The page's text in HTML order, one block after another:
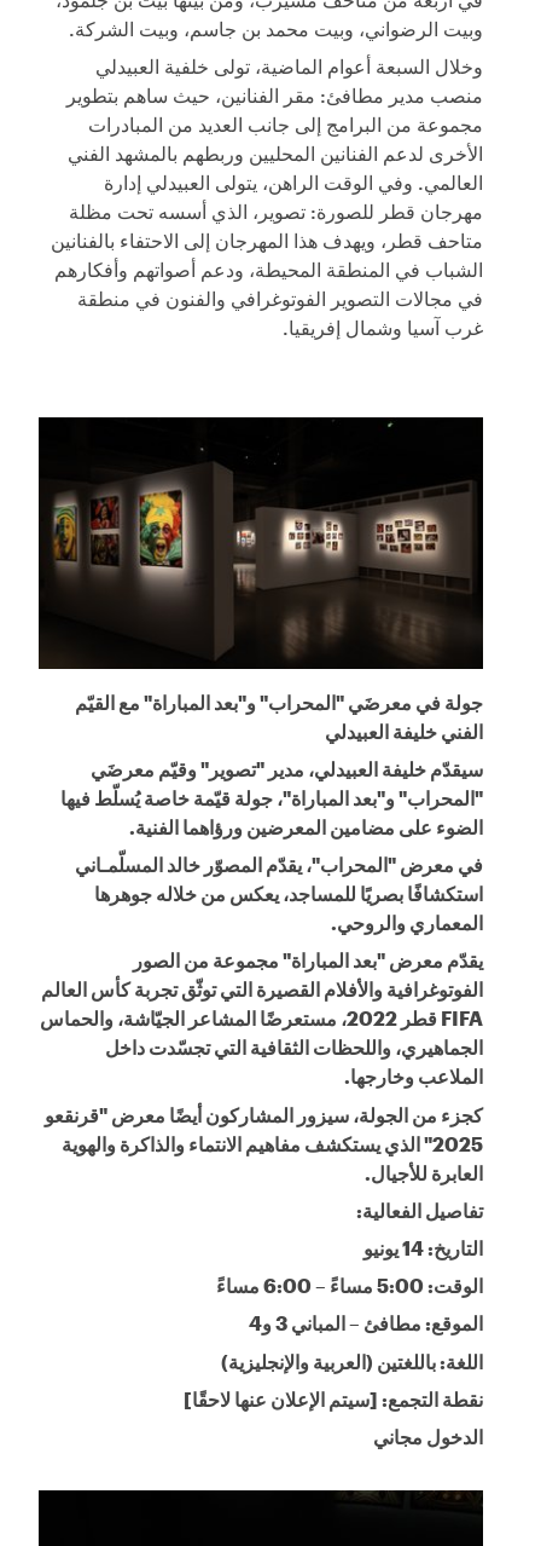
وبيت الرضواني، وبيت محمد بن جاسم، وبيت الشركة.
وخلال السبعة أعوام الماضية، تولى خلفية العبيدلي
منصب مدير مطافئ: مقر الفنانين، حيث ساهم بتطوير
مجموعة من البرامج إلى جانب العديد من المبادرات
الأخرى لدعم الفنانين المحليين وربطهم بالمشهد الفني
العالمي. وفي الوقت الراهن، يتولى العبيدلي إدارة
مهرجان قطر للصورة: تصوير، الذي أسسه تحت مظلة
متاحف قطر، ويهدف هذا المهرجان إلى الاحتفاء بالفنانين
الشباب في المنطقة المحيطة، ودعم أصواتهم وأفكارهم
في مجالات التصوير الفوتوغرافي والفنون في منطقة
غرب آسيا وشمال إفريقيا.
جولة في معرضَي "المحراب" و"بعد المباراة" مع القيّم
الفني خليفة العبيدلي
سيقدّم خليفة العبيدلي، مدير "تصوير" وقيّم معرضَي
"المحراب" و"بعد المباراة"، جولة قيّمة خاصة يُسلّط فيها
الضوء على مضامين المعرضين ورؤاهما الفنية.
في معرض "المحراب"، يقدّم المصوّر خالد المسلّمـاني
استكشافًا بصريًا للمساجد، يعكس من خلاله جوهرها
المعماري والروحي.
يقدّم معرض "بعد المباراة" مجموعة من الصور
الفوتوغرافية والأفلام القصيرة التي توثّق تجربة كأس العالم
FIFA قطر 2022، مستعرضًا المشاعر الجيّاشة، والحماس
الجماهيري، واللحظات الثقافية التي تجسّدت داخل
الملاعب وخارجها.
كجزء من الجولة، سيزور المشاركون أيضًا معرض "قرنقعو
2025" الذي يستكشف مفاهيم الانتماء والذاكرة والهوية
العابرة للأجيال.
تفاصيل الفعالية:
التاريخ: 14 يونيو
الوقت: 5:00 مساءً – 6:00 مساءً
الموقع: مطافئ – المباني 3 و4
اللغة: باللغتين (العربية والإنجليزية)
نقطة التجمع: [سيتم الإعلان عنها لاحقًا]
الدخول مجاني